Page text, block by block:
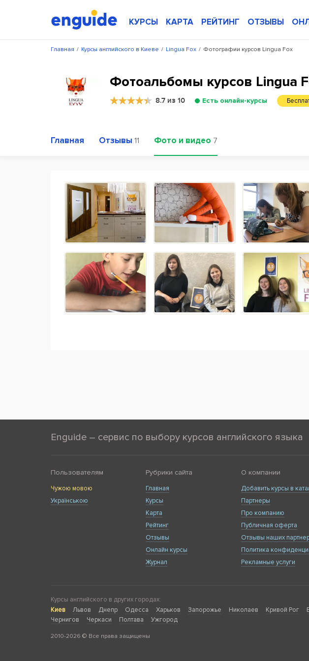
КУРСЫ КАРТА РЕЙТИНГ ОТЗЫВЫ
/
Главная /
Курсы английского в Киеве /
Lingua Fox Фотографии курсов Lingua Fox
Фотоальбомы курсов Lingua
8.7 из 10 Есть онлайн-курсы
Главная Отзывы 11 Фото и видео 7
Enguide – сервис по выбору курсов английского языка
Пользователям
Чужою мовою
Українською
Рубрики сайта
Главная
Курсы
Карта
Рейтинг
Отзывы
Онлайн курсы
Журнал
О компании
Добавить курсы в
Партнеры
Про компанию
Публичная оферта
Отзывы наших
Политика
Рекламные услуги
Курсы английского в других городах:
Киев
Львов Днепр Одесса Харьков Запорожье Николаев Кривой Рог
Чернигов
Черкаси Полтава Ужгород
2010-2026 © Все права защищены